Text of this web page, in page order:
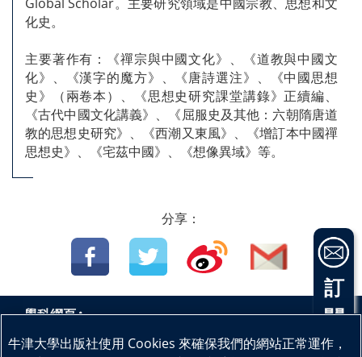
化史。
主要著作有：《禪宗與中國文化》、《道教與中國文
化》、《漢字的魔方》、《唐詩選注》、《中國思想
史》（兩卷本）、《思想史研究課堂講錄》正續編、
《古代中國文化講義》、《屈服史及其他：六朝隋唐道
教的思想史研究》、《西潮又東風》、《增訂本中國禪
思想史》、《宅茲中國》、《想像異域》等。
分享：
學科網頁 :
| 中國語文 | 英國語文 數學 | 科學 | 物理 | 生物
訂
閱
電
牛津大學出版社使用 Cookies 來確保我們的網站正常運作，